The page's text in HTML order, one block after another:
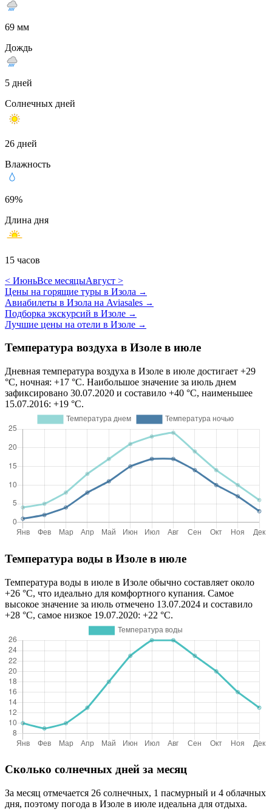
69 мм
Дождь
5 дней
Солнечных дней
26 дней
Влажность
69%
Длина дня
15 часов
< ИюньВсе месяцыАвгуст >
Цены на горящие туры в Изола →
Авиабилеты в Изола на Aviasales →
Подборка экскурсий в Изоле →
Лучшие цены на отели в Изоле →
Температура воздуха в Изоле в июле
Дневная температура воздуха в Изоле в июле достигает +29
°C, ночная: +17 °C. Наибольшое значение за июль днем
зафиксировано 30.07.2020 и составило +40 °C, наименьшее
15.07.2016: +19 °C.
Температура воды в Изоле в июле
Температура воды в июле в Изоле обычно составляет около
+26 °C, что идеально для комфортного купания. Самое
высокое значение за июль отмечено 13.07.2024 и составило
+28 °C, самое низкое 19.07.2020: +22 °C.
Сколько солнечных дней за месяц
За месяц отмечается 26 солнечных, 1 пасмурный и 4 облачных
дня, поэтому погода в Изоле в июле идеальна для отдыха.